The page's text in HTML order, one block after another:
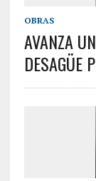
OBRAS
AVANZA
DESAGÜE